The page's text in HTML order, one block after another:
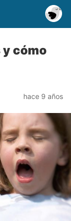
y cómo
hace 9 años